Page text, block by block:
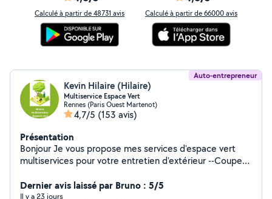
Calculé à partir de 48731 avis Calculé à partir de 66000 avis
Auto-entrepreneur
Kevin Hilaire (Hilaire)
Multiservice Espace Vert
Rennes (Paris Ouest Martenot)
4,7/5 (153 avis)
Présentation
Bonjour Je vous propose mes services d'espace vert
multiservices pour votre entretien d'extérieur --Coupe
Taillage de haie et d'arbustes grande surface ou petite
Dernier avis laissé par Bruno : 5/5
Il y a 23 jours